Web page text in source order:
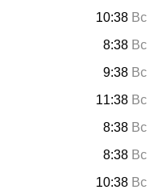
10:38 Вс
8:38 Вс
9:38 Вс
11:38 Вс
8:38 Вс
8:38 Вс
10:38 Вс